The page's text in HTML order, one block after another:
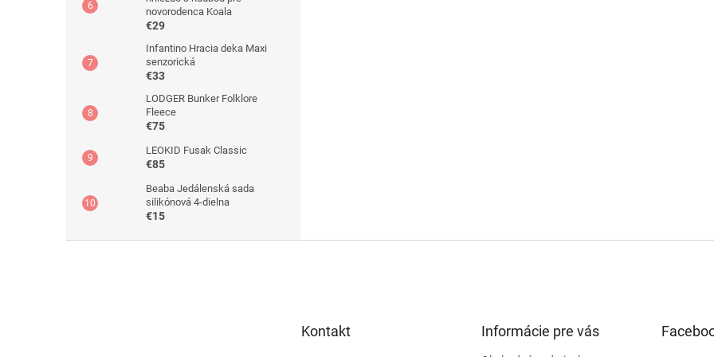
novorodenca Koala
€29
Infantino Hracia deka Maxi
senzorická
€33
LODGER Bunker Folklore
Fleece
€75
LEOKID Fusak Classic
€85
Beaba Jedálenská sada
silikónová 4-dielna
€15
Kontakt Informácie pre vás